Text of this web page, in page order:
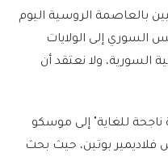
بالعاصمة الروسية اليوم
السوري إلى الولايات
السورية، ولا نعتقد أن
ناجحة للغاية" إلى موسكو
فلاديمير بوتين، حيث بحث